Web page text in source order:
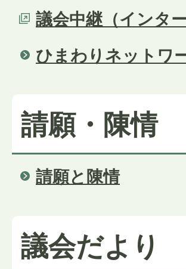
議会中継（インタ
ひまわりネットワ
請願・陳情
請願と陳情
議会だより